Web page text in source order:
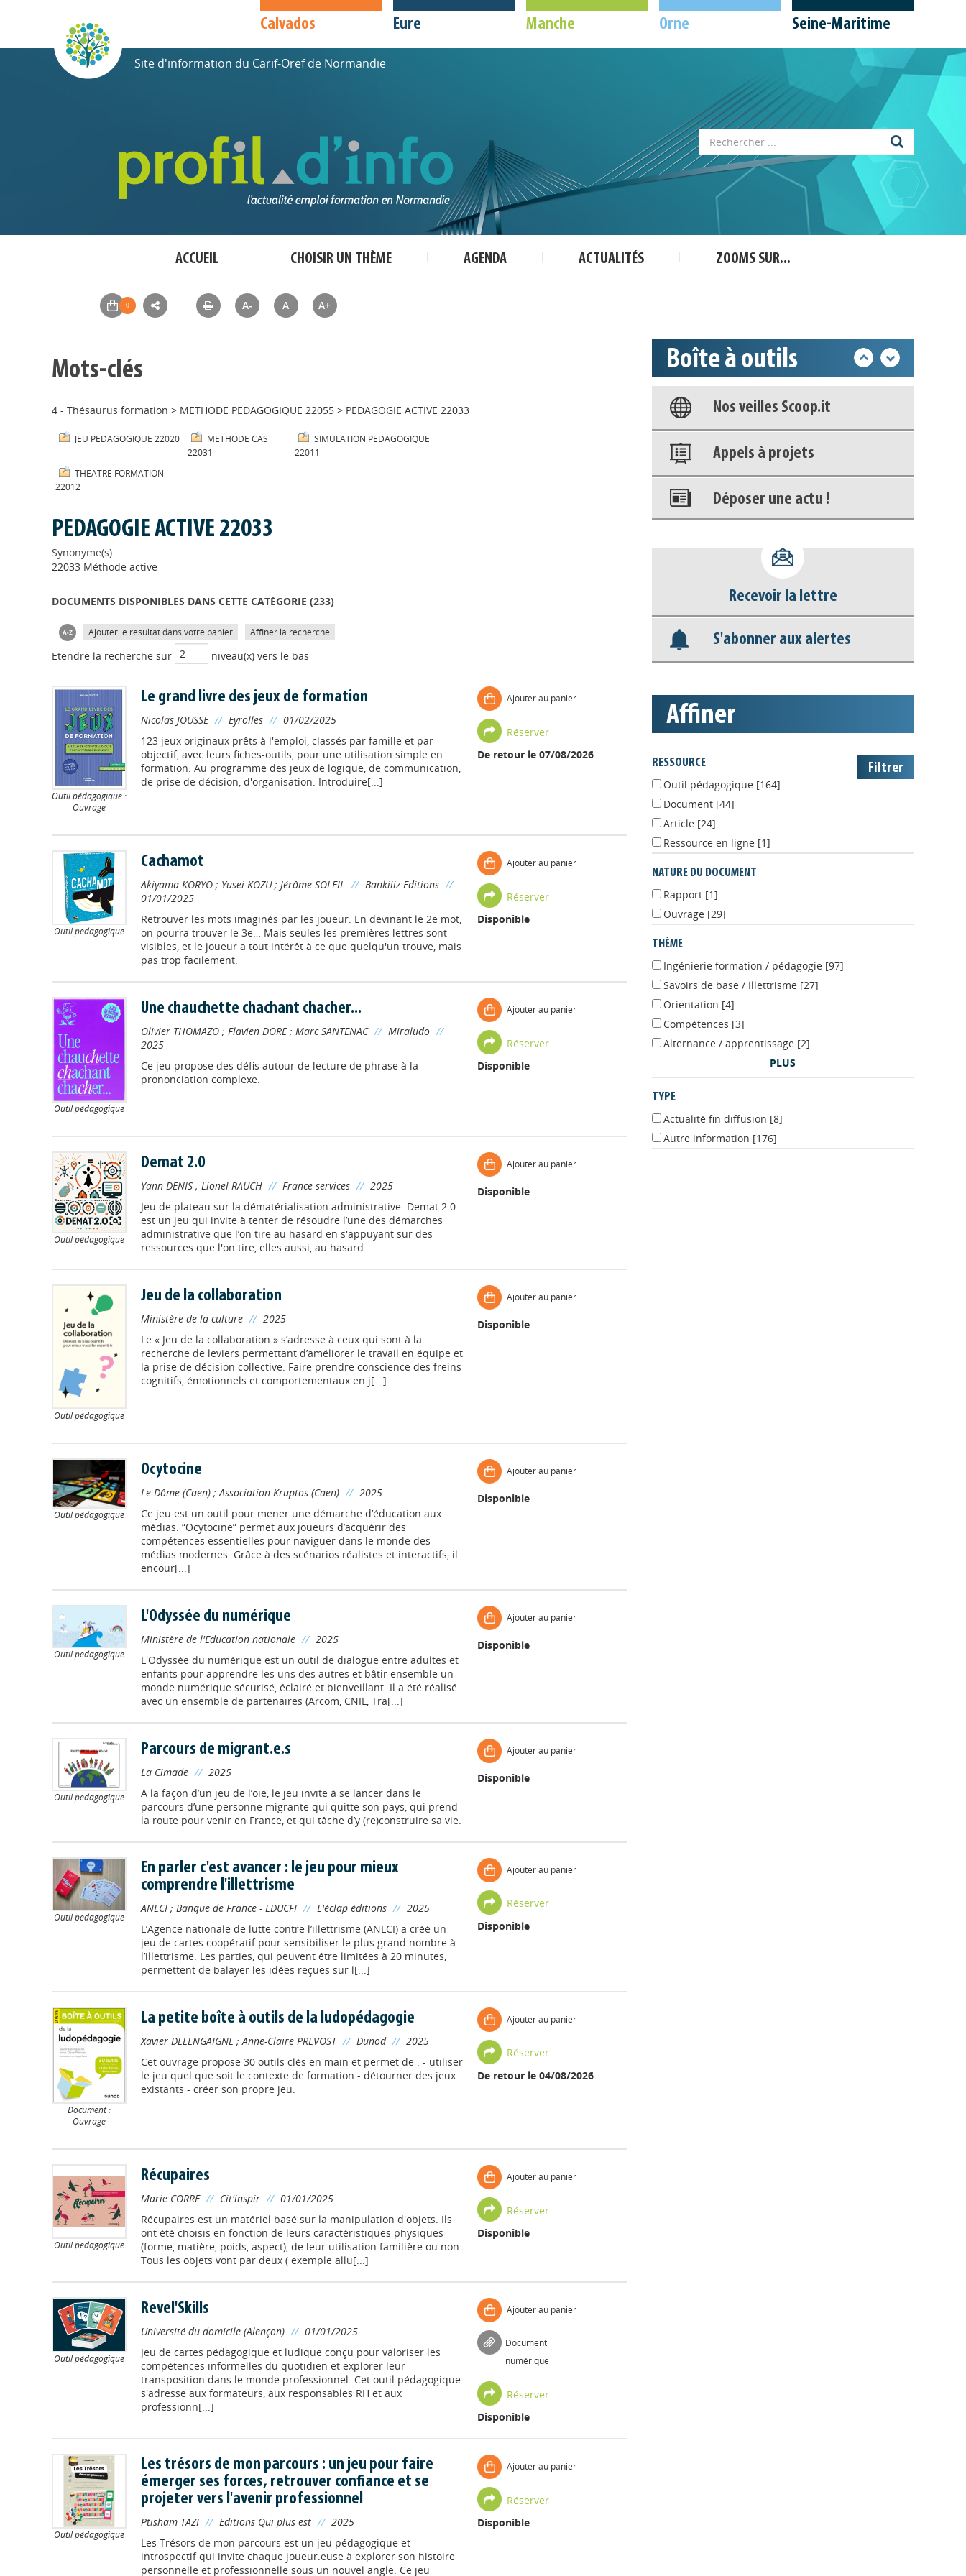
Calvados Eure Manche Orne Seine-Maritime
Site d'information du Carif-Oref de Normandie
ACCUEIL CHOISIR UN THÈME AGENDA ACTUALITÉS ZOOMS SUR...
A- A A+
Mots-clés
4 - Thésaurus formation > METHODE PEDAGOGIQUE 22055 > PEDAGOGIE ACTIVE 22033
JEU PEDAGOGIQUE 22020
METHODE CAS
22031
SIMULATION PEDAGOGIQUE
22011
THEATRE FORMATION
22012
PEDAGOGIE ACTIVE 22033
Synonyme(s)
22033 Méthode active
DOCUMENTS DISPONIBLES DANS CETTE CATÉGORIE (233)
Ajouter le résultat dans votre panier Affiner la recherche
Etendre la recherche sur niveau(x) vers le bas
Outil pédagogique :
Ouvrage
Le grand livre des jeux de formation
Nicolas JOUSSE // Eyrolles // 01/02/2025
123 jeux originaux prêts à l'emploi, classés par famille et par
objectif, avec leurs fiches-outils, pour une utilisation simple en
formation. Au programme des jeux de logique, de communication,
de prise de décision, d'organisation. Introduire[...]
Ajouter au panier
Réserver
De retour le 07/08/2026
Outil pédagogique
Cachamot
Akiyama KORYO; Yusei KOZU; Jérôme SOLEIL // Bankiiiz Editions //
01/01/2025
Retrouver les mots imaginés par les joueur. En devinant le 2e mot,
on pourra trouver le 3e… Mais seules les premières lettres sont
visibles, et le joueur a tout intérêt à ce que quelqu'un trouve, mais
pas trop facilement.
Ajouter au panier
Réserver
Disponible
Outil pédagogique
Une chauchette chachant chacher...
Olivier THOMAZO; Flavien DORE; Marc SANTENAC // Miraludo //
2025
Ce jeu propose des défis autour de lecture de phrase à la
prononciation complexe.
Ajouter au panier
Réserver
Disponible
Outil pédagogique
Demat 2.0
Yann DENIS; Lionel RAUCH // France services // 2025
Jeu de plateau sur la dématérialisation administrative. Demat 2.0
est un jeu qui invite à tenter de résoudre l’une des démarches
administrative que l’on tire au hasard en s'appuyant sur des
ressources que l'on tire, elles aussi, au hasard.
Ajouter au panier
Disponible
Outil pédagogique
Jeu de la collaboration
Ministère de la culture // 2025
Le « Jeu de la collaboration » s’adresse à ceux qui sont à la
recherche de leviers permettant d’améliorer le travail en équipe et
la prise de décision collective. Faire prendre conscience des freins
cognitifs, émotionnels et comportementaux en j[...]
Ajouter au panier
Disponible
Outil pédagogique
Ocytocine
Le Dôme (Caen); Association Kruptos (Caen) // 2025
Ce jeu est un outil pour mener une démarche d’éducation aux
médias. “Ocytocine” permet aux joueurs d’acquérir des
compétences essentielles pour naviguer dans le monde des
médias modernes. Grâce à des scénarios réalistes et interactifs, il
encour[...]
Ajouter au panier
Disponible
Outil pédagogique
L'Odyssée du numérique
Ministère de l'Education nationale // 2025
L'Odyssée du numérique est un outil de dialogue entre adultes et
enfants pour apprendre les uns des autres et bâtir ensemble un
monde numérique sécurisé, éclairé et bienveillant. Il a été réalisé
avec un ensemble de partenaires (Arcom, CNIL, Tra[...]
Ajouter au panier
Disponible
Outil pédagogique
Parcours de migrant.e.s
La Cimade // 2025
A la façon d’un jeu de l’oie, le jeu invite à se lancer dans le
parcours d’une personne migrante qui quitte son pays, qui prend
la route pour venir en France, et qui tâche d’y (re)construire sa vie.
Ajouter au panier
Disponible
Outil pédagogique
En parler c'est avancer : le jeu pour mieux
comprendre l'illettrisme
ANLCI; Banque de France - EDUCFI // L'éclap éditions // 2025
L’Agence nationale de lutte contre l’illettrisme (ANLCI) a créé un
jeu de cartes coopératif pour sensibiliser le plus grand nombre à
l’illettrisme. Les parties, qui peuvent être limitées à 20 minutes,
permettent de balayer les idées reçues sur l[...]
Ajouter au panier
Réserver
Disponible
Document :
Ouvrage
La petite boîte à outils de la ludopédagogie
Xavier DELENGAIGNE; Anne-Claire PREVOST // Dunod // 2025
Cet ouvrage propose 30 outils clés en main et permet de : - utiliser
le jeu quel que soit le contexte de formation - détourner des jeux
existants - créer son propre jeu.
Ajouter au panier
Réserver
De retour le 04/08/2026
Outil pédagogique
Récupaires
Marie CORRE // Cit'inspir // 01/01/2025
Récupaires est un matériel basé sur la manipulation d'objets. Ils
ont été choisis en fonction de leurs caractéristiques physiques
(forme, matière, poids, aspect), de leur utilisation familière ou non.
Tous les objets vont par deux ( exemple allu[...]
Ajouter au panier
Réserver
Disponible
Outil pédagogique
Revel'Skills
Université du domicile (Alençon) // 01/01/2025
Jeu de cartes pédagogique et ludique conçu pour valoriser les
compétences informelles du quotidien et explorer leur
transposition dans le monde professionnel. Cet outil pédagogique
s'adresse aux formateurs, aux responsables RH et aux
professionn[...]
Ajouter au panier
Document
numérique
Réserver
Disponible
Outil pédagogique
Les trésors de mon parcours : un jeu pour faire
émerger ses forces, retrouver confiance et se
projeter vers l'avenir professionnel
Ptisham TAZI // Editions Qui plus est // 2025
Les Trésors de mon parcours est un jeu pédagogique et
introspectif qui invite chaque joueur.euse à explorer son histoire
personnelle et professionnelle sous un nouvel angle. Ce jeu
Ajouter au panier
Réserver
Disponible
Boîte à outils
Appels à projets
Déposer une actu !
Base documentaire
Nos veilles Scoop.it
Base documentaire
Nos veilles Scoop.it
Appels à projets
affiner
RESSOURCE
Outil pédagogique
Document
Article
Ressource en ligne[1]
NATURE DU DOCUMENT
Rapport
[1]
Ouvrage[29]
THÈME
Ingénierie formation / pédagogie
Savoirs de base / Illettrisme
Orientation
[4]
Compétences
Alternance / apprentissage
PLUS
TYPE
Actualité fin diffusion[8]
Autre information[176]